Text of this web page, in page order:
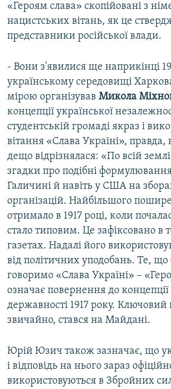
«Героям слава» скопійовані з
нацистських вітань, як це
представники російської влади.
- Вони з'явилися ще наприкінці 19
українському середовищі
мірою організував Микола
концепції української
студентській громаді якраз і
вітання «Слава Україні», правда,
дещо відрізнялася: «По всій
згадки про подібні
Галичині й навіть у США на
організацій. Найбільшого
отримало в 1917 році, коли
стало типовим. Це зафіксовано в
газетах. Надалі його
від політичних уподобань. Те, що
говоримо «Слава Україні» –
означає повернення до концепції
державності 1917 року. Ключовий
звичайно, стався на Майдані.
Юрій Юзич також зазначає, що
і відповідь на нього зараз
використовуються в Збройних